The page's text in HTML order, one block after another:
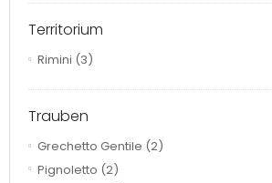
Territorium
Rimini (3)
Trauben
Grechetto Gentile (2)
Pignoletto (2)